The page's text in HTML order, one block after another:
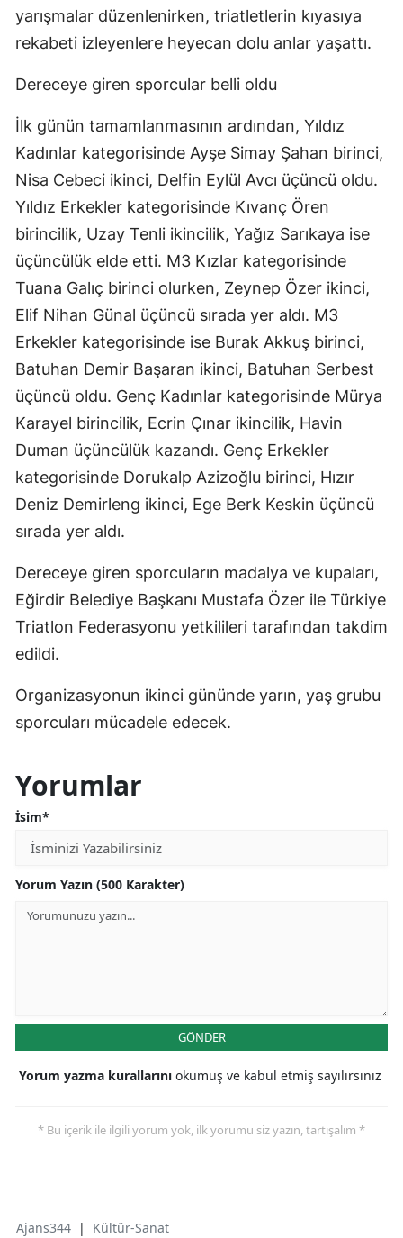
yarışmalar düzenlenirken, triatletlerin kıyasıya
rekabeti izleyenlere heyecan dolu anlar yaşattı.
Dereceye giren sporcular belli oldu
İlk günün tamamlanmasının ardından, Yıldız
Kadınlar kategorisinde Ayşe Simay Şahan birinci,
Nisa Cebeci ikinci, Delfin Eylül Avcı üçüncü oldu.
Yıldız Erkekler kategorisinde Kıvanç Ören
birincilik, Uzay Tenli ikincilik, Yağız Sarıkaya ise
üçüncülük elde etti. M3 Kızlar kategorisinde
Tuana Galıç birinci olurken, Zeynep Özer ikinci,
Elif Nihan Günal üçüncü sırada yer aldı. M3
Erkekler kategorisinde ise Burak Akkuş birinci,
Batuhan Demir Başaran ikinci, Batuhan Serbest
üçüncü oldu. Genç Kadınlar kategorisinde Mürya
Karayel birincilik, Ecrin Çınar ikincilik, Havin
Duman üçüncülük kazandı. Genç Erkekler
kategorisinde Dorukalp Azizoğlu birinci, Hızır
Deniz Demirleng ikinci, Ege Berk Keskin üçüncü
sırada yer aldı.
Dereceye giren sporcuların madalya ve kupaları,
Eğirdir Belediye Başkanı Mustafa Özer ile Türkiye
Triatlon Federasyonu yetkilileri tarafından takdim
edildi.
Organizasyonun ikinci gününde yarın, yaş grubu
sporcuları mücadele edecek.
Yorumlar
İsim*
Yorum Yazın (500 Karakter)
GÖNDER
Yorum yazma kurallarını okumuş ve kabul etmiş sayılırsınız
* Bu içerik ile ilgili yorum yok, ilk yorumu siz yazın, tartışalım *
Ajans344 | Kültür-Sanat